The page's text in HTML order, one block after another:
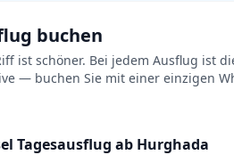
buchen
ist schöner. Bei jedem Ausflug ist
— buchen Sie mit einer einzigen
Tagesausflug ab Hurghada